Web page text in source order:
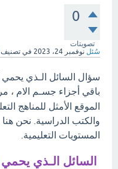
0
تصويتات
سُئل نوفمبر 24، 2023 في تصنيف
سؤال السائل الـذي
باقي أجزاء جسـم الام ،
الموقع الأمثل للمناهج
والكتب الدراسية. نحن
المستويات التعليمية.
السائل الـذي